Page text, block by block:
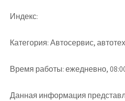
Индекс:
Категория:Автосервис,
Время работы:ежедневно,
Данная информация